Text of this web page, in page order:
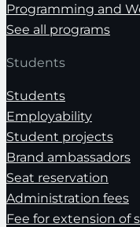
Programming and
See all programs
Students
Students
Employability
Student projects
Brand ambassadors
Seat reservation
Administration fees
Fee for extension of